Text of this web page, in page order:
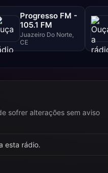
Progresso FM -
105.1 FM
Juazeiro Do Norte,
CE
sofrer alterações sem aviso
esta rádio.